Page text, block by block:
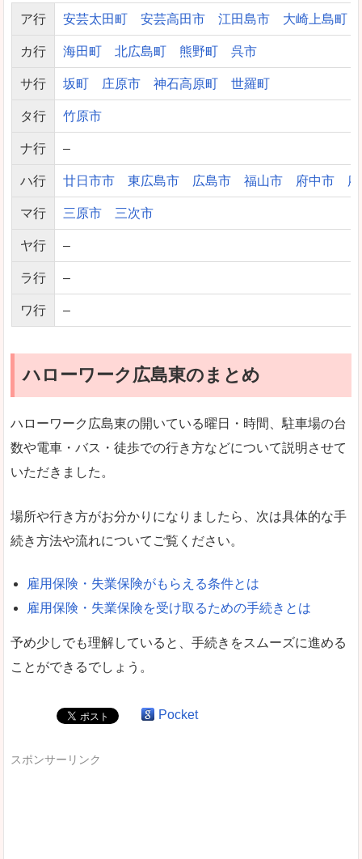
ア行 安芸太田町 安芸高田市 江田島市 大崎上島町
カ行 海田町 北広島町 熊野町 呉市
サ行 坂町 庄原市 神石高原町 世羅町
タ行 竹原市
ナ行 –
ハ行 廿日市市 東広島市 広島市 福山市 府中市
マ行 三原市 三次市
ヤ行 –
ラ行 –
ワ行 –
ハローワーク広島東のまとめ
ハローワーク広島東の開いている曜日・時間、駐車場の台
数や電車・バス・徒歩での行き方などについて説明させて
いただきました。
場所や行き方がお分かりになりましたら、次は具体的な手
続き方法や流れについてご覧ください。
雇用保険・失業保険がもらえる条件とは
雇用保険・失業保険を受け取るための手続きとは
予め少しでも理解していると、手続きをスムーズに進める
ことができるでしょう。
Pocket
スポンサーリンク